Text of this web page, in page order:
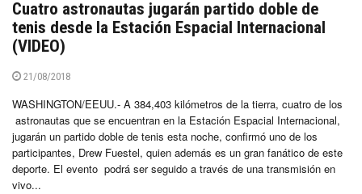
Cuatro astronautas jugarán partido doble de
tenis desde la Estación Espacial Internacional
(VIDEO)
21/08/2018
WASHINGTON/EEUU.- A 384,403 kilómetros de la tierra, cuatro de los
astronautas que se encuentran en la Estación Espacial Internacional,
jugarán un partido doble de tenis esta noche, confirmó uno de los
participantes, Drew Fuestel, quien además es un gran fanático de este
deporte. El evento podrá ser seguido a través de una transmisión en
vivo...